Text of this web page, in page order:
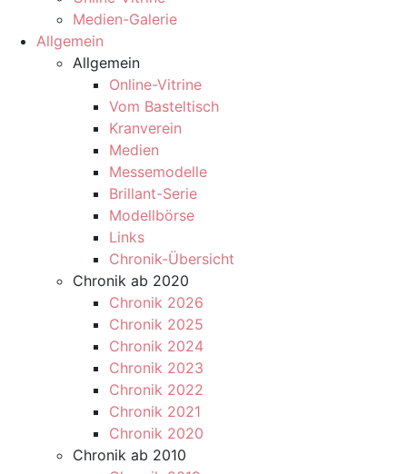
Medien-Galerie
Allgemein
Allgemein
Online-Vitrine
Vom Basteltisch
Kranverein
Medien
Messemodelle
Brillant-Serie
Modellbörse
Links
Chronik-Übersicht
Chronik ab 2020
Chronik 2026
Chronik 2025
Chronik 2024
Chronik 2023
Chronik 2022
Chronik 2021
Chronik 2020
Chronik ab 2010